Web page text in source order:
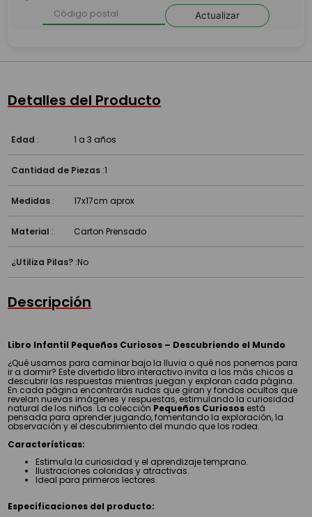
Actualizar
Detalles del Producto
Edad : 1 a 3 años
Cantidad de Piezas :1
Medidas : 17x17cm aprox
Material : Carton Prensado
¿Utiliza Pilas? :No
Descripción
Libro Infantil Pequeños Curiosos – Descubriendo el Mundo
¿Qué usamos para caminar bajo la lluvia o qué nos ponemos para
ir a dormir? Este divertido libro interactivo invita a los más chicos a
descubrir las respuestas mientras juegan y exploran cada página.
En cada página encontrarás rudas que giran y fondos ocultos que
revelan nuevas imágenes y respuestas, estimulando la curiosidad
natural de los niños. La colección Pequeños Curiosos está
pensada para aprender jugando, fomentando la exploración, la
observación y el descubrimiento del mundo que los rodea.
Características:
Estimula la curiosidad y el aprendizaje temprano.
Ilustraciones coloridas y atractivas.
Ideal para primeros lectores.
Especificaciones del producto: